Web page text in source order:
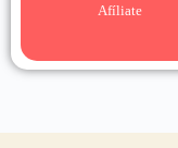
Afíliate